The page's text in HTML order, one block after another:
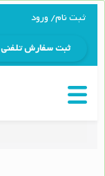
ثبت نام/ ورود
ثبت سفارش تلفنی